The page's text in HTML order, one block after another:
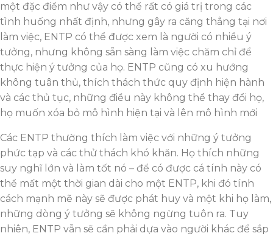
một đặc điểm như vậy có thể rất có giá trị trong các
tình huống nhất định, nhưng gây ra căng thẳng tại nơi
làm việc, ENTP có thể được xem là người có nhiều ý
tưởng, nhưng không sẵn sàng làm việc chăm chỉ để
thực hiện ý tưởng của họ. ENTP cũng có xu hướng
không tuân thủ, thích thách thức quy định hiện hành
và các thủ tục, những điều này không thể thay đổi họ,
họ muốn xóa bỏ mô hình hiện tại và lên mô hình mới
Các ENTP thường thích làm việc với những ý tưởng
phức tạp và các thử thách khó khăn. Họ thích những
suy nghĩ lớn và làm tốt nó – để có được cá tính này có
thể mất một thời gian dài cho một ENTP, khi đó tính
cách mạnh mẽ này sẽ được phát huy và một khi họ làm,
những dòng ý tưởng sẽ không ngừng tuôn ra. Tuy
nhiên, ENTP vẫn sẽ cần phải dựa vào người khác để sắp